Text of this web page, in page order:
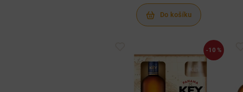
Do košíku
-10 %